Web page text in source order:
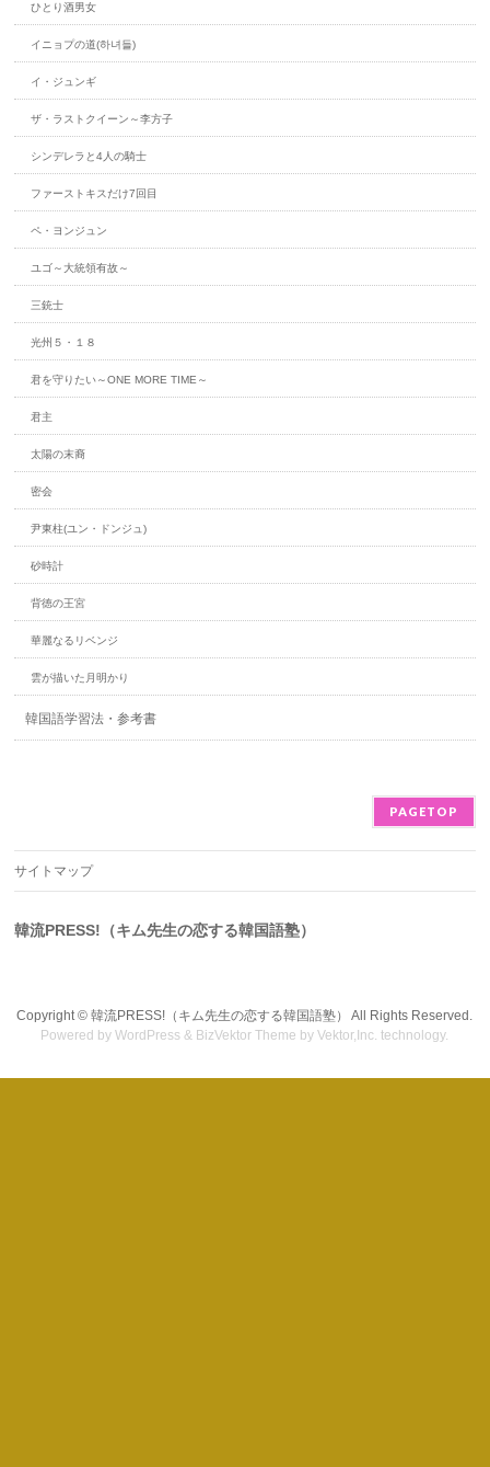
ひとり酒男女
イニョプの道(하녀들)
イ・ジュンギ
ザ・ラストクイーン～李方子
シンデレラと4人の騎士
ファーストキスだけ7回目
ペ・ヨンジュン
ユゴ～大統領有故～
三銃士
光州５・１８
君を守りたい～ONE MORE TIME～
君主
太陽の末裔
密会
尹東柱(ユン・ドンジュ)
砂時計
背徳の王宮
華麗なるリベンジ
雲が描いた月明かり
韓国語学習法・参考書
PAGETOP
サイトマップ
韓流PRESS!（キム先生の恋する韓国語塾）
Copyright ©韓流PRESS!（キム先生の恋する韓国語塾）
All Rights Reserved.
Powered byWordPress & BizVektor Theme by Vektor,Inc. technology.